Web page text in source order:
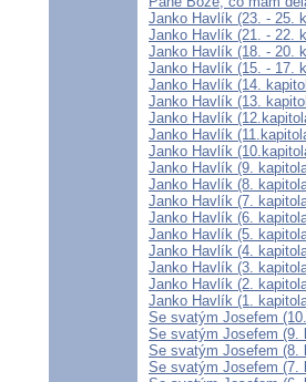
Janko Havlík (23. - 25.
Janko Havlík (21. - 22.
Janko Havlík (18. - 20.
Janko Havlík (15. - 17.
Janko Havlík (14.
Janko Havlík (13.
Janko Havlík
Janko Havlík
Janko Havlík
Janko Havlík (9.
Janko Havlík (8.
Janko Havlík (7.
Janko Havlík (6.
Janko Havlík (5.
Janko Havlík (4.
Janko Havlík (3.
Janko Havlík (2.
Janko Havlík (1.
Se svatým Josefem
Se svatým Josefem (9.
Se svatým Josefem (8.
Se svatým Josefem (7.